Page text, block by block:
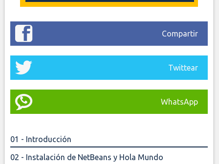
Compartir
Twittear
WhatsApp
01 - Introducción
02 - Instalación de NetBeans y Hola Mundo